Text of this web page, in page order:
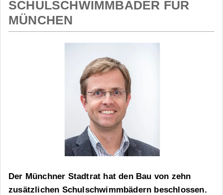
SCHULSCHWIMMBÄDER FÜR
MÜNCHEN
Der Münchner Stadtrat hat den Bau von zehn
zusätzlichen Schulschwimmbädern beschlossen.